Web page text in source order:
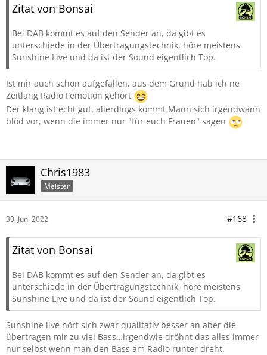
Zitat von Bonsai
Bei DAB kommt es auf den Sender an, da gibt es
unterschiede in der Übertragungstechnik, höre meistens
Sunshine Live und da ist der Sound eigentlich Top.
Ist mir auch schon aufgefallen, aus dem Grund hab ich ne
Zeitlang Radio Femotion gehört
Der klang ist echt gut, allerdings kommt Mann sich irgendwann
blöd vor, wenn die immer nur "für euch Frauen" sagen
Chris1983
Meister
30. Juni 2022 #168
Zitat von Bonsai
Bei DAB kommt es auf den Sender an, da gibt es
unterschiede in der Übertragungstechnik, höre meistens
Sunshine Live und da ist der Sound eigentlich Top.
Sunshine live hört sich zwar qualitativ besser an aber die
übertragen mir zu viel Bass…irgendwie dröhnt das alles immer
nur selbst wenn man den Bass am Radio runter dreht.